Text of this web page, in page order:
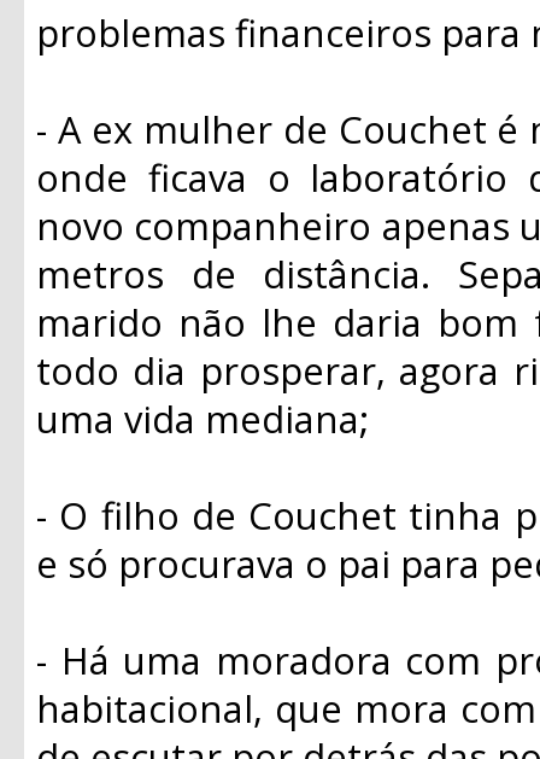
problemas financeiros para
- A ex mulher de Couchet
onde ficava o laboratório
novo companheiro apenas
metros de distância.
marido não lhe daria
todo dia prosperar, agora
uma vida mediana;
- O filho de Couchet tinha
e só procurava o pai para
- Há uma moradora com
habitacional, que mora